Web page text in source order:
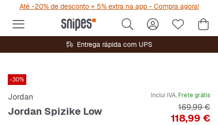
Até -20% de desconto + 5% extra na app - Compra agora!
Entrega rápida com UPS
-30%
Jordan
Jordan Spizike Low
Inclui IVA, Frete grátis
Preço
118,99 €
Preço
169,99 €